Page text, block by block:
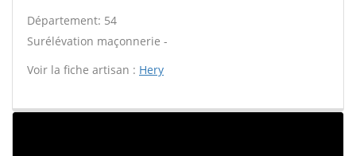
Département: 54
Surélévation maçonnerie -
Voir la fiche artisan : Hery